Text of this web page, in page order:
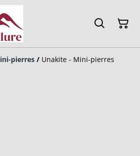
pierres / Unakite - Mini-pierres